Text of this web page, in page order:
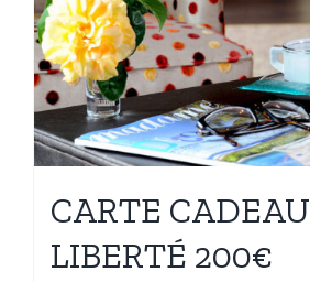
CARTE CADEAU
LIBERTÉ 200€